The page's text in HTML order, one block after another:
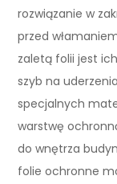
rozwiązanie w
przed
zaletą folii jest
szyb na
specjalnych
warstwę
do wnętrza
folie ochronne